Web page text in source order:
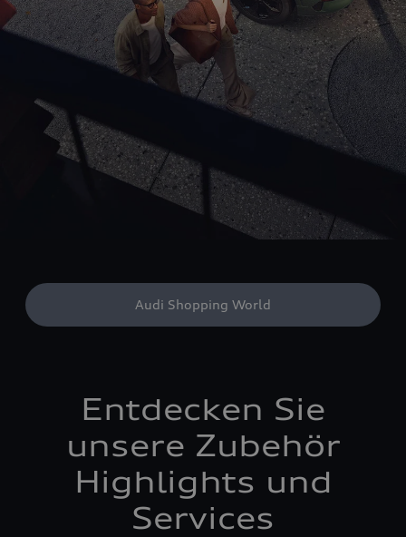
Audi Shopping World
Entdecken Sie
unsere Zubehör
Highlights und
Services